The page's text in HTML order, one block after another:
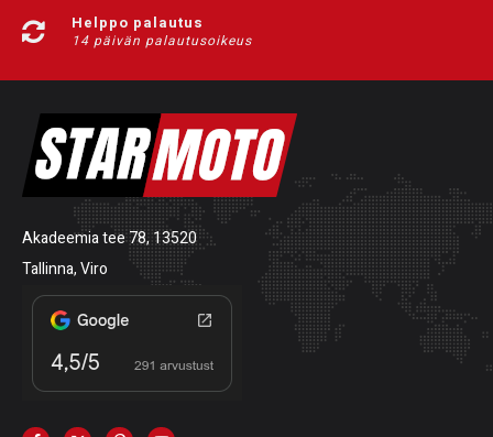
Helppo palautus
14 päivän palautusoikeus
Akadeemia tee 78, 13520
Tallinna, Viro